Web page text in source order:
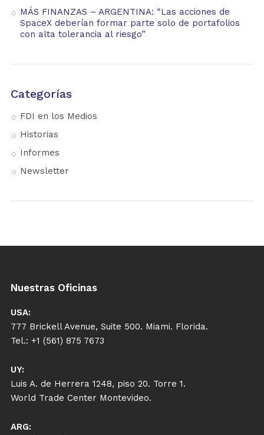
MÁS FINANZAS – ARGENTINA: “Las acciones de
SpaceX deberían formar parte solo de portafolios
con alta tolerancia al riesgo”
Categorías
FDI en los Medios
Historias
Informes
Newsletter
Nuestras Oficinas
USA:
777 Brickell Avenue, Suite 500. Miami. Florida.
Tel.: +1 (561) 875 7673
UY:
Luis A. de Herrera 1248, piso 20. Torre 1.
World Trade Center Montevideo.
ARG: